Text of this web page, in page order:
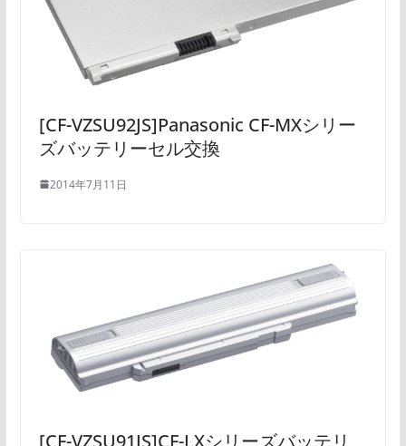
[CF-VZSU92JS]Panasonic CF-MXシリー
ズバッテリーセル交換
2014年7月11日
[CF-VZSU91JS]CF-LXシリーズバッテリ